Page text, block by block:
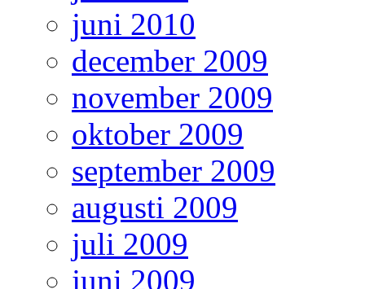
juni 2010
december 2009
november 2009
oktober 2009
september 2009
augusti 2009
juli 2009
juni 2009